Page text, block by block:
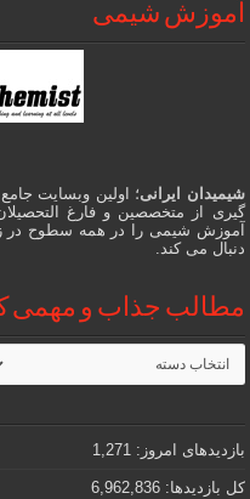
آموزش شیمی
شیمیدان ایرانی؛ اولین وبسایت
گیری از متخصصین و فارغ
آموزش شیمی را در همه سطوح در
دنبال می کند.
مطالب جذاب و مهمی
مطالب
جذاب
و
که
دنبالش
هستید
بازدیدهای امروز:1,271
کل بازدیدها:6,962,836